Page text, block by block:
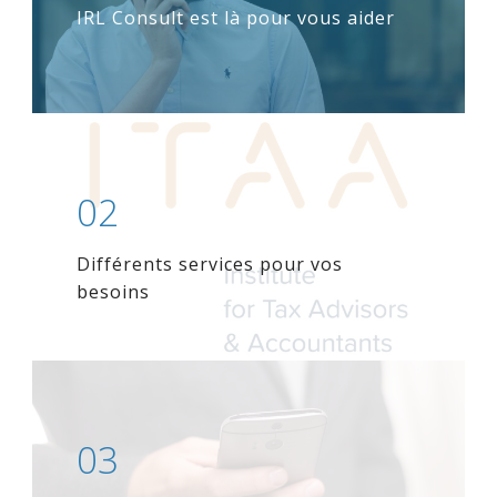
IRL Consult est là pour vous aider
02
Différents services pour vos
besoins
03